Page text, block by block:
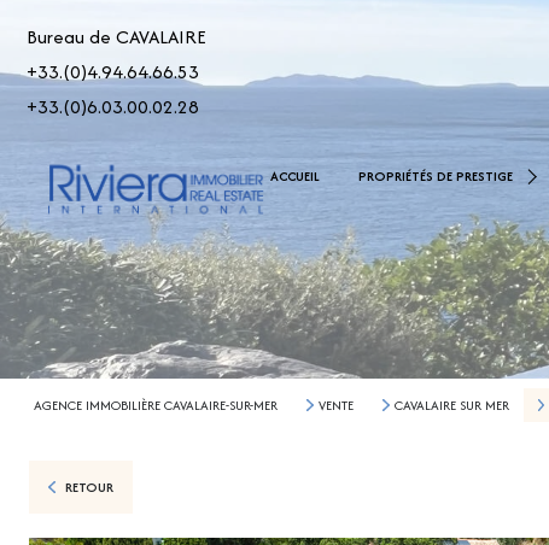
Bureau de CAVALAIRE
+33.(0)4.94.64.66.53
+33.(0)6.03.00.02.28
ACCUEIL PROPRIÉTÉS DE PRESTIGE
De 2.500.000 € À 5.000.000 €
> 5.000.000 €
AGENCE IMMOBILIÈRE CAVALAIRE-SUR-MER VENTE CAVALAIRE SUR MER
RETOUR